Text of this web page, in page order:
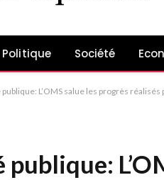
Politique Société
publique: L’OMS salue les progrès réalisés
publique: